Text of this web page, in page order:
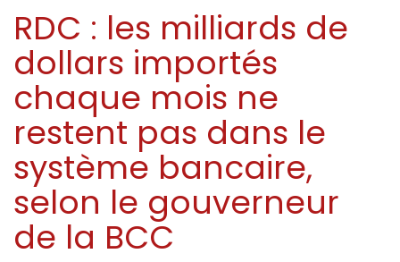
RDC : les milliards de
dollars importés
chaque mois ne
restent pas dans le
système bancaire,
selon le gouverneur
de la BCC